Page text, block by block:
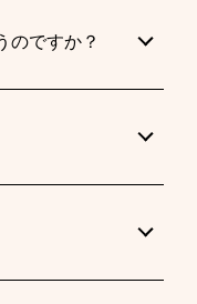
のですか？